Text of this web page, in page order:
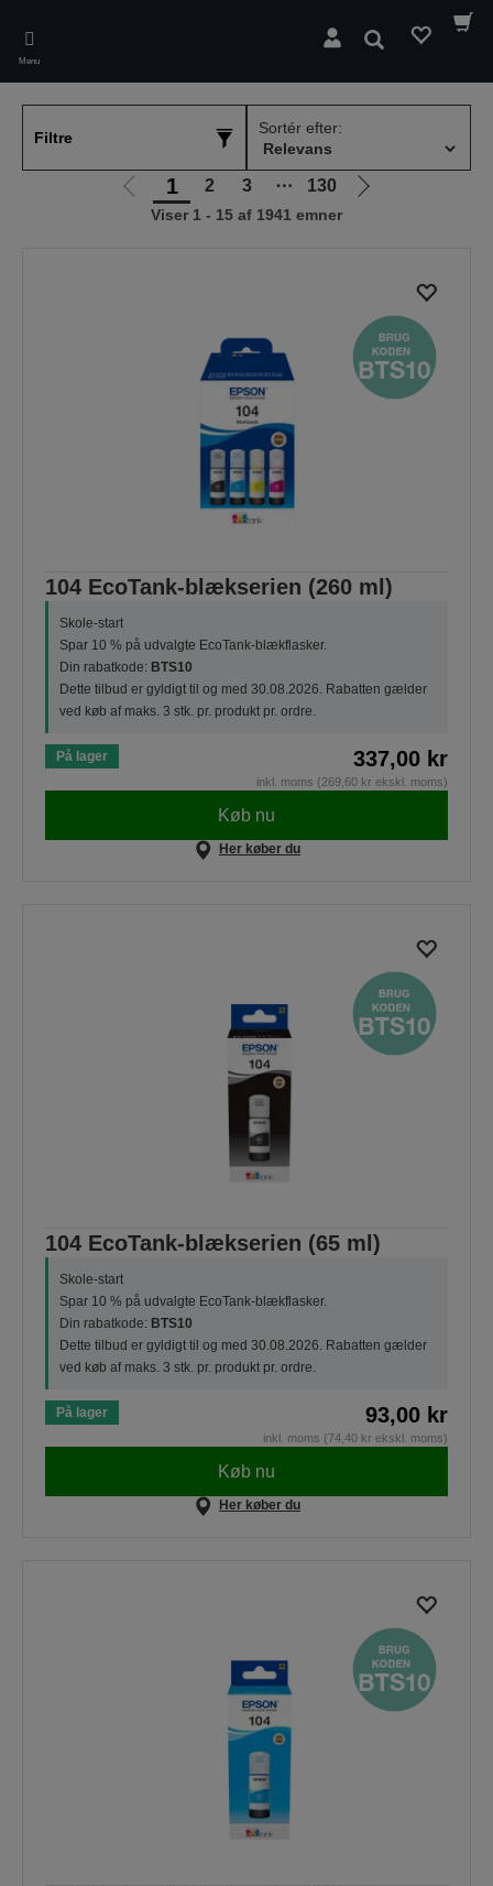
main
content
Menu
Søg
Filtre
Sortér efter:
Gå
1 2 3 ⋯ 130
Gå
Viser 1 - 15 af 1941 emner
104 EcoTank-blækserien (260 ml)
Skole-start
Spar 10 % på udvalgte EcoTank-blækflasker.
Din rabatkode: BTS10
Dette tilbud er gyldigt til og med 30.08.2026. Rabatten gælder
ved køb af maks. 3 stk. pr. produkt pr. ordre.
På lager 337,00 kr
inkl. moms (269,60 kr ekskl. moms)
Køb nu
Her køber du
104 EcoTank-blækserien (65 ml)
Skole-start
Spar 10 % på udvalgte EcoTank-blækflasker.
Din rabatkode: BTS10
Dette tilbud er gyldigt til og med 30.08.2026. Rabatten gælder
ved køb af maks. 3 stk. pr. produkt pr. ordre.
På lager 93,00 kr
inkl. moms (74,40 kr ekskl. moms)
Køb nu
Her køber du